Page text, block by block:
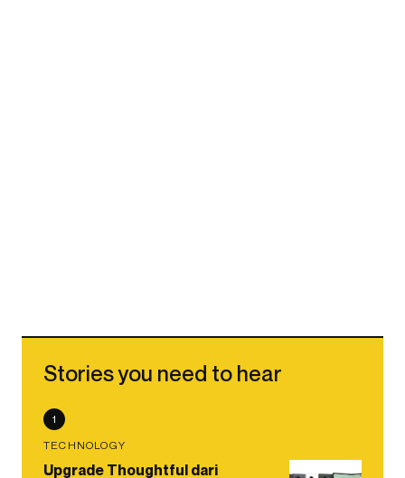
Stories you need to hear
1
TECHNOLOGY
Upgrade Thoughtful dari